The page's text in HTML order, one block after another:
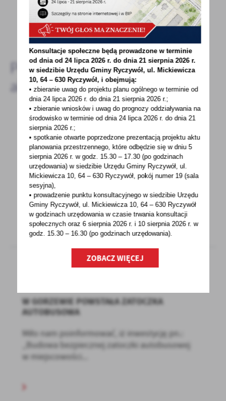
DODAJ KOMENTARZ
Pozostałe
aktualności
24 - 08 - 2020
POWSZECHNY SPIS ROLNY 01.09.-30.11.2020
POWSZECHNY SPIS ROLNY
1.09.-30.11.2020Spiszmy się jak na rolników
przystało! internetowo na spisrolny.gov.pl...
W GORZEWIE POWSTAŁA ZATOCZKA
AUTOBUSOWA
Miło nam poinformować, iż inwestycję pn.:
„Budowa bezpiecznej zatoczki autobusowej
w miejscowości...
Konsultacje społeczne będą prowadzone w terminie
od dnia od 24 lipca 2026 r. do dnia 21 sierpnia 2026 r.
w siedzibie Urzędu Gminy Ryczywół, ul. Mickiewicza
10, 64 – 630 Ryczywół, i obejmują:
• zbieranie uwag do projektu planu ogólnego w terminie od
dnia 24 lipca 2026 r. do dnia 21 sierpnia 2026 r.;
• zbieranie wniosków i uwag do prognozy oddziaływania na
środowisko w terminie od dnia 24 lipca 2026 r. do dnia 21
sierpnia 2026 r.;
• spotkanie otwarte poprzedzone prezentacją projektu aktu
planowania przestrzennego, które odbędzie się w dniu 5
sierpnia 2026 r.w godz. 15.30 – 17.30 (po godzinach
urzędowania) w siedzibie Urzędu Gminy Ryczywół, ul.
Mickiewicza 10, 64 – 630 Ryczywół, pokójnumer 19 (sala
sesyjna),
• prowadzenie punktu konsultacyjnego w siedzibie Urzędu
Gminy Ryczywół, ul. Mickiewicza 10, 64 – 630 Ryczywół
w godzinachurzędowania w czasie trwania konsultacji
społecznych oraz 6 sierpnia 2026 r. i 10 sierpnia 2026 r. w
godz. 15.30 – 16.30 (po godzinachurzędowania).
ZOBACZ WIĘCEJ